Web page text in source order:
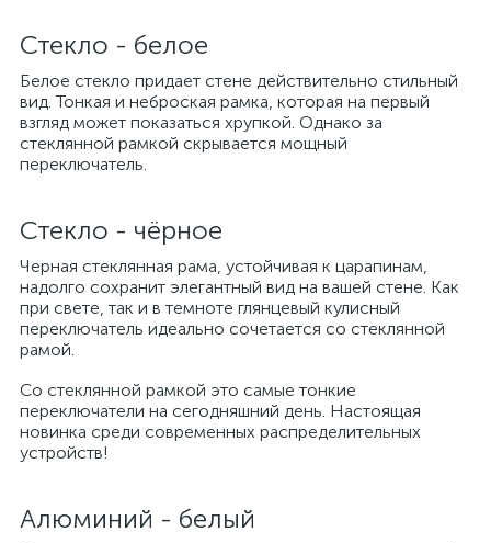
Стекло - белое
Белое стекло придает стене действительно стильный
вид. Тонкая и неброская рамка, которая на первый
взгляд может показаться хрупкой. Однако за
стеклянной рамкой скрывается мощный
переключатель.
Стекло - чёрное
Черная стеклянная рама, устойчивая к царапинам,
надолго сохранит элегантный вид на вашей стене. Как
при свете, так и в темноте глянцевый кулисный
переключатель идеально сочетается со стеклянной
рамой.
Со стеклянной рамкой это самые тонкие
переключатели на сегодняшний день. Настоящая
новинка среди современных распределительных
устройств!
Алюминий - белый